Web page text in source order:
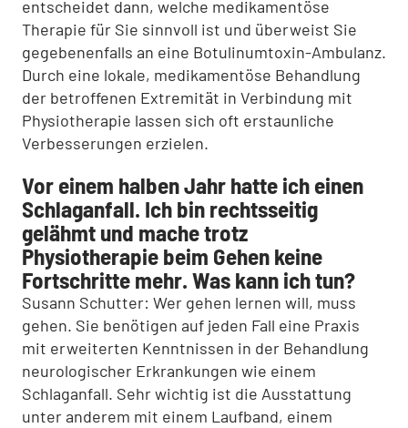
entscheidet dann, welche medikamentöse
Therapie für Sie sinnvoll ist und überweist Sie
gegebenenfalls an eine Botulinumtoxin-Ambulanz.
Durch eine lokale, medikamentöse Behandlung
der betroffenen Extremität in Verbindung mit
Physiotherapie lassen sich oft erstaunliche
Verbesserungen erzielen.
Vor einem halben Jahr hatte ich einen
Schlaganfall. Ich bin rechtsseitig
gelähmt und mache trotz
Physiotherapie beim Gehen keine
Fortschritte mehr. Was kann ich tun?
Susann Schutter: Wer gehen lernen will, muss
gehen. Sie benötigen auf jeden Fall eine Praxis
mit erweiterten Kenntnissen in der Behandlung
neurologischer Erkrankungen wie einem
Schlaganfall. Sehr wichtig ist die Ausstattung
unter anderem mit einem Laufband, einem